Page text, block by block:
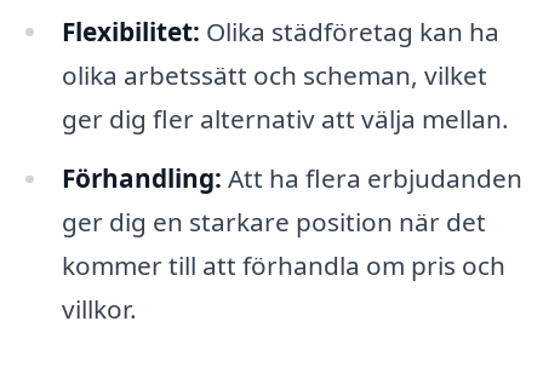
Flexibilitet: Olika städföretag kan ha
olika arbetssätt och scheman, vilket
ger dig fler alternativ att välja mellan.
Förhandling: Att ha flera erbjudanden
ger dig en starkare position när det
kommer till att förhandla om pris och
villkor.